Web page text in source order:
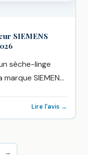
SIEMENS
sèche-linge
SIEMENS,
Lire l'avis →
→